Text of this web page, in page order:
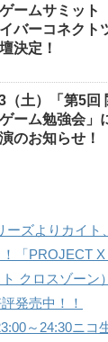
ームサミット
バーコネクト
決定！
（土）「第5回
ーム勉強会」
のお知らせ！
ーズよりカイト
「PROJECT X
ト クロスゾーン
発売中！！
～24:30ニコ